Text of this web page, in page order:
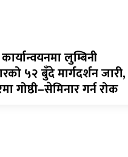
लुम्बिनी
५२ बुँदे मार्गदर्शन जारी,
गोष्ठी–सेमिनार गर्न रोक